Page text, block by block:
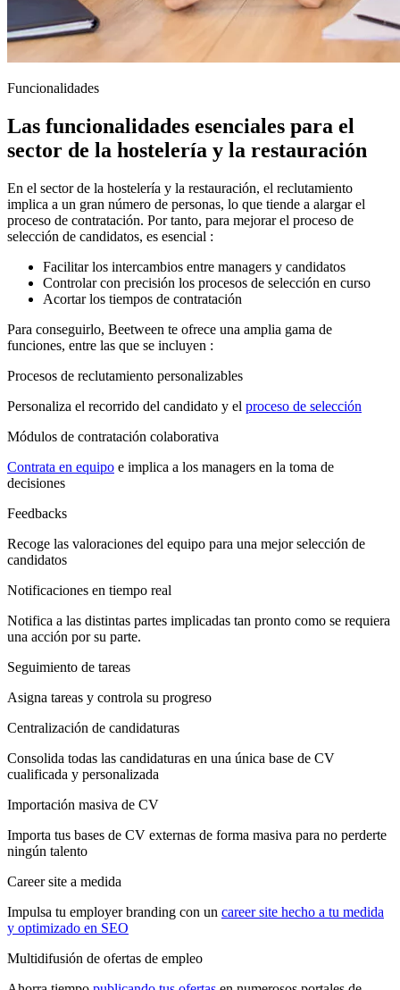
Funcionalidades
Las funcionalidades esenciales para el
sector de la hostelería y la restauración
En el sector de la hostelería y la restauración, el reclutamiento
implica a un gran número de personas, lo que tiende a alargar el
proceso de contratación. Por tanto, para mejorar el proceso de
selección de candidatos, es esencial :
Facilitar los intercambios entre managers y candidatos
Controlar con precisión los procesos de selección en curso
Acortar los tiempos de contratación
Para conseguirlo, Beetween te ofrece una amplia gama de
funciones, entre las que se incluyen :
Procesos de reclutamiento personalizables
Personaliza el recorrido del candidato y el proceso de selección
Módulos de contratación colaborativa
Contrata en equipo e implica a los managers en la toma de
decisiones
Feedbacks
Recoge las valoraciones del equipo para una mejor selección de
candidatos
Notificaciones en tiempo real
Notifica a las distintas partes implicadas tan pronto como se requiera
una acción por su parte.
Seguimiento de tareas
Asigna tareas y controla su progreso
Centralización de candidaturas
Consolida todas las candidaturas en una única base de CV
cualificada y personalizada
Importación masiva de CV
Importa tus bases de CV externas de forma masiva para no perderte
ningún talento
Career site a medida
Impulsa tu employer branding con un career site hecho a tu medida
y optimizado en SEO
Multidifusión de ofertas de empleo